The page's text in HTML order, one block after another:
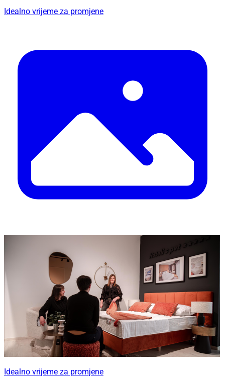
Idealno vrijeme za promjene
Idealno vrijeme za promjene